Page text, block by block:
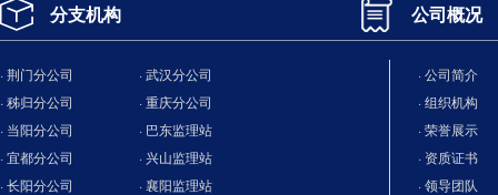
分支机构 公司概况
· 荆门分公司
· 秭归分公司
· 当阳分公司
· 宜都分公司
· 长阳分公司
· 武汉分公司
· 重庆分公司
· 巴东监理站
· 兴山监理站
· 襄阳监理站
· 公司简介
· 组织机构
· 荣誉展示
· 资质证书
· 领导团队